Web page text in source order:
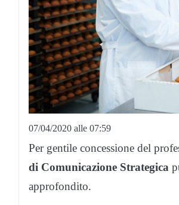
07/04/2020 alle 07:59
Per gentile concessione del
di Comunicazione Strategica
approfondito.